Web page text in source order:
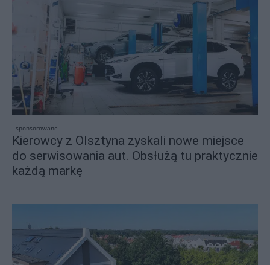
sponsorowane
Kierowcy z Olsztyna zyskali nowe miejsce
do serwisowania aut. Obsłużą tu praktycznie
każdą markę